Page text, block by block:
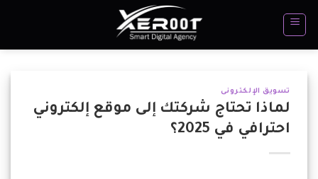
للمحتوى
تسويق الإلكترونى
لماذا تحتاج شركتك إلى موقع إلكتروني
احترافي في 2025؟